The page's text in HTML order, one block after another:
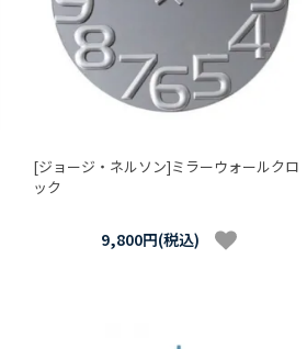
[ジョージ・ネルソン]ミラーウォールクロ
ック
9,800円(税込)